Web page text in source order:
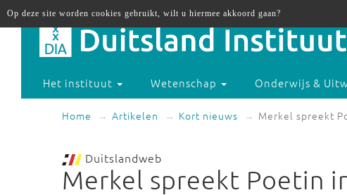
Het instituut Wetenschap Onderwijs &
Home Artikelen Kort nieuws Merkel spreekt
Duitslandweb
Merkel spreekt Poetin
Op deze site worden cookies gebruikt, wilt u hiermee akkoord gaan?